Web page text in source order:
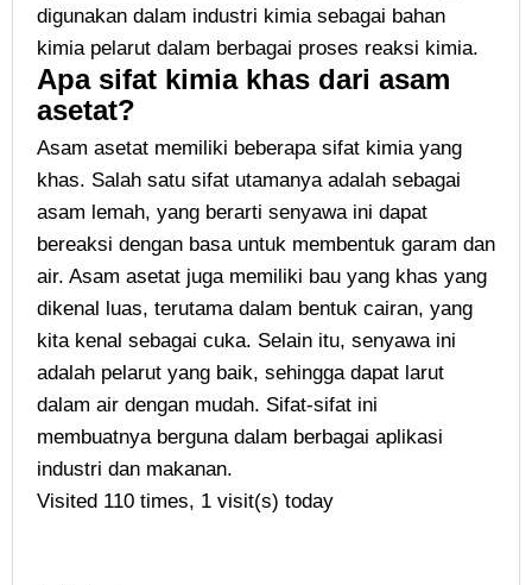
digunakan dalam industri kimia sebagai bahan
kimia pelarut dalam berbagai proses reaksi kimia.
Apa sifat kimia khas dari asam
asetat?
Asam asetat memiliki beberapa sifat kimia yang
khas. Salah satu sifat utamanya adalah sebagai
asam lemah, yang berarti senyawa ini dapat
bereaksi dengan basa untuk membentuk garam dan
air. Asam asetat juga memiliki bau yang khas yang
dikenal luas, terutama dalam bentuk cairan, yang
kita kenal sebagai cuka. Selain itu, senyawa ini
adalah pelarut yang baik, sehingga dapat larut
dalam air dengan mudah. Sifat-sifat ini
membuatnya berguna dalam berbagai aplikasi
industri dan makanan.
Visited 110 times, 1 visit(s) today